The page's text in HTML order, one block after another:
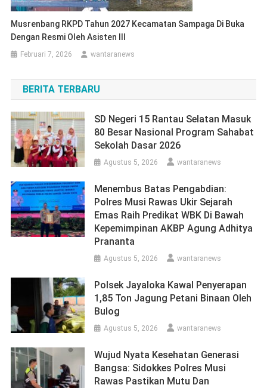
Musrenbang RKPD Tahun 2027 Kecamatan Sampaga Di Buka
Dengan Resmi Oleh Asisten III
Februari 7, 2026 wantaranews
BERITA TERBARU
SD Negeri 15 Rantau Selatan Masuk
80 Besar Nasional Program Sahabat
Sekolah Dasar 2026
Agustus 5, 2026 wantaranews
Menembus Batas Pengabdian:
Polres Musi Rawas Ukir Sejarah
Emas Raih Predikat WBK Di Bawah
Kepemimpinan AKBP Agung Adhitya
Prananta
Agustus 5, 2026 wantaranews
Polsek Jayaloka Kawal Penyerapan
1,85 Ton Jagung Petani Binaan Oleh
Bulog
Agustus 5, 2026 wantaranews
Wujud Nyata Kesehatan Generasi
Bangsa: Sidokkes Polres Musi
Rawas Pastikan Mutu Dan